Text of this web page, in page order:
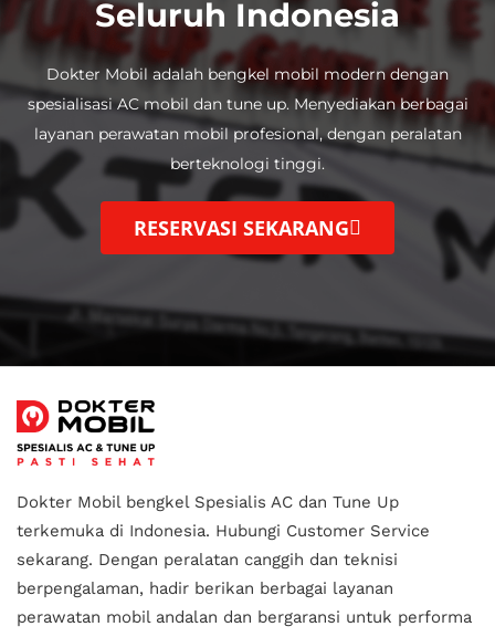
Seluruh Indonesia
Dokter Mobil adalah bengkel mobil modern dengan
spesialisasi AC mobil dan tune up.Menyediakan berbagai
layanan perawatan mobil profesional, dengan peralatan
berteknologi tinggi.
RESERVASI SEKARANG
Dokter Mobil bengkel Spesialis AC dan Tune Up
terkemuka di Indonesia. Hubungi Customer Service
sekarang. Dengan peralatan canggih dan teknisi
berpengalaman, hadir berikan berbagai layanan
perawatan mobil andalan dan bergaransi untuk performa